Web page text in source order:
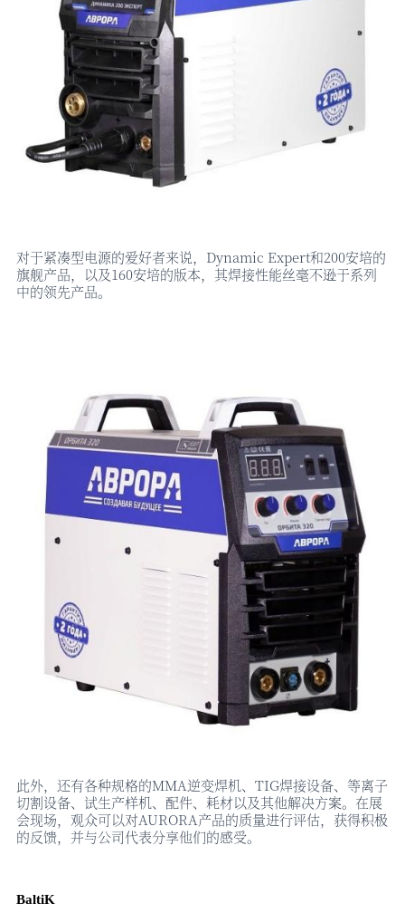
对于紧凑型电源的爱好者来说， Dynamic Expert和200安培的
旗舰产品，以及160安培的版本，其焊接性能丝毫不逊于系列
中的领先产品。
此外，还有各种规格的MMA逆变焊机、TIG焊接设备、等离子
切割设备、试生产样机、配件、耗材以及其他解决方案。在展
会现场，观众可以对AURORA产品的质量进行评估，获得积极
的反馈，并与公司代表分享他们的感受。
BaltiK